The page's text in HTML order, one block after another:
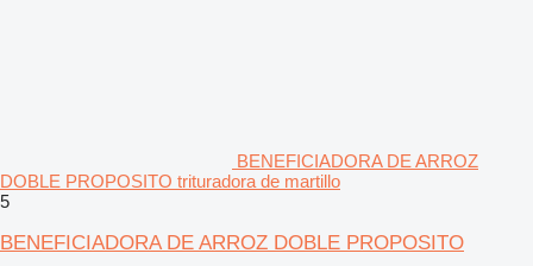
BENEFICIADORA DE ARROZ
DOBLE PROPOSITO trituradora de martillo
5
BENEFICIADORA DE ARROZ DOBLE PROPOSITO